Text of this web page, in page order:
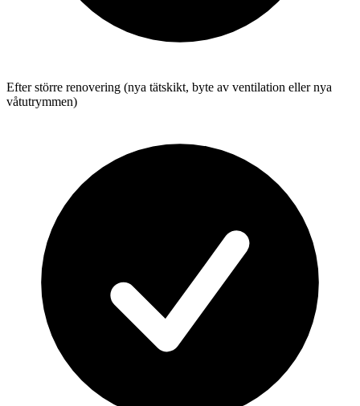
Efter större renovering (nya tätskikt, byte av ventilation eller nya
våtutrymmen)